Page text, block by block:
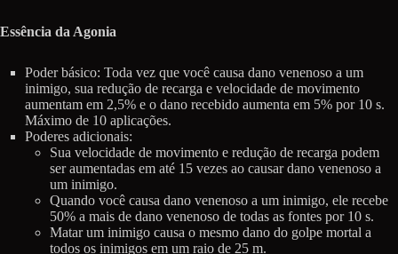
Essência da Agonia
Poder básico: Toda vez que você causa dano venenoso a um
inimigo, sua redução de recarga e velocidade de movimento
aumentam em 2,5% e o dano recebido aumenta em 5% por 10 s.
Máximo de 10 aplicações.
Poderes adicionais:
Sua velocidade de movimento e redução de recarga podem
ser aumentadas em até 15 vezes ao causar dano venenoso a
um inimigo.
Quando você causa dano venenoso a um inimigo, ele recebe
50% a mais de dano venenoso de todas as fontes por 10 s.
Matar um inimigo causa o mesmo dano do golpe mortal a
todos os inimigos em um raio de 25 m.